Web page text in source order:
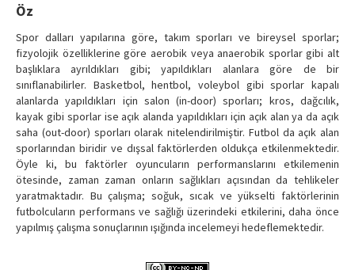
Öz
Spor dalları yapılarına göre, takım sporları ve bireysel sporlar;
fizyolojik özelliklerine göre aerobik veya anaerobik sporlar gibi alt
başlıklara ayrıldıkları gibi; yapıldıkları alanlara göre de bir
sınıflanabilirler. Basketbol, hentbol, voleybol gibi sporlar kapalı
alanlarda yapıldıkları için salon (in-door) sporları; kros, dağcılık,
kayak gibi sporlar ise açık alanda yapıldıkları için açık alan ya da açık
saha (out-door) sporları olarak nitelendirilmiştir. Futbol da açık alan
sporlarından biridir ve dışsal faktörlerden oldukça etkilenmektedir.
Öyle ki, bu faktörler oyuncuların performanslarını etkilemenin
ötesinde, zaman zaman onların sağlıkları açısından da tehlikeler
yaratmaktadır. Bu çalışma; soğuk, sıcak ve yükselti faktörlerinin
futbolcuların performans ve sağlığı üzerindeki etkilerini, daha önce
yapılmış çalışma sonuçlarının ışığında incelemeyi hedeflemektedir.